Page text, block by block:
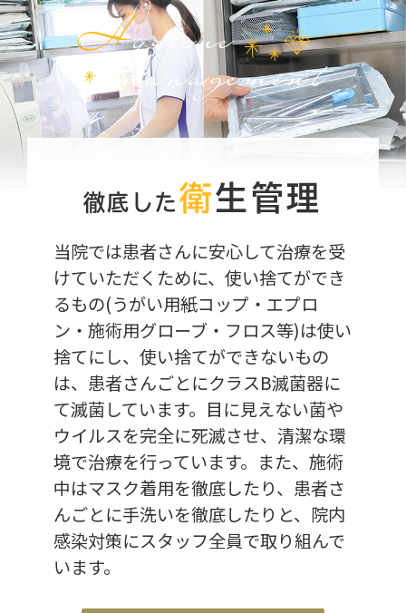
Hygiene
management
徹底した 衛生管理
当院では患者さんに安心して治療を受
けていただくために、使い捨てができ
るもの(うがい用紙コップ・エプロ
ン・施術用グローブ・フロス等)は使い
捨てにし、使い捨てができないもの
は、患者さんごとにクラスB滅菌器に
て滅菌しています。 目に見えない菌や
ウイルスを完全に死滅させ、清潔な環
境で治療を行っています。 また、施術
中はマスク着用を徹底したり、患者さ
んごとに手洗いを徹底したりと、院内
感染対策にスタッフ全員で取り組んで
います。